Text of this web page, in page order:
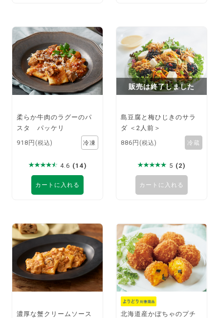
柔らか牛肉のラグーのパ
スタ パッケリ
918円 (税込)
4.6 (14)
カートに入れる
販売は終了しました
島豆腐と梅ひじきのサラ
ダ ＜2人前＞
886円 (税込)
5 (2)
カートに入れる
濃厚な蟹クリームソース
北海道産かぼちゃのプチ